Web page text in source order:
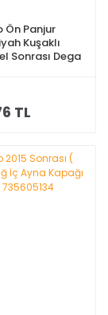
Ön Panjur
Kuşaklı
Sonrası Dega
TL